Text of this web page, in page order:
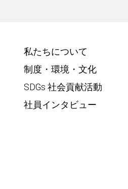
私たちについて
制度・環境・文化
SDGs 社会貢献活動
社員インタビュー